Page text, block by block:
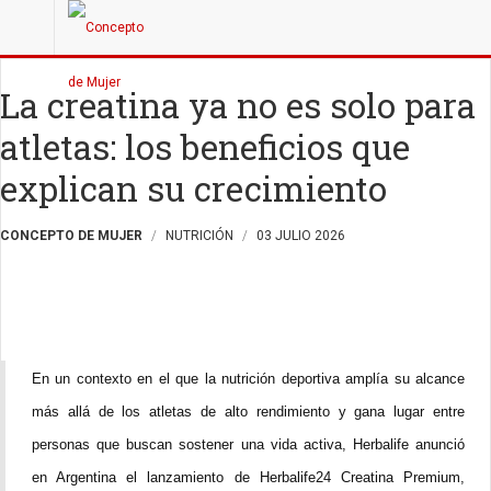
La creatina ya no es solo para
atletas: los beneficios que
explican su crecimiento
CONCEPTO DE MUJER NUTRICIÓN 03 JULIO 2026
En un contexto en el que la nutrición deportiva amplía su alcance
más allá de los atletas de alto rendimiento y gana lugar entre
personas que buscan sostener una vida activa, Herbalife anunció
en Argentina el lanzamiento de Herbalife24 Creatina Premium,